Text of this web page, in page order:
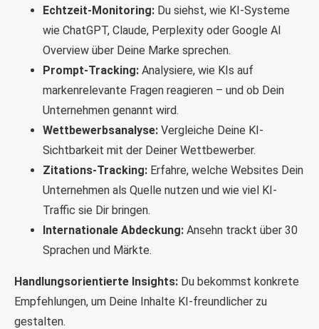
Echtzeit-Monitoring:Du siehst, wie KI-Systeme
wie ChatGPT, Claude, Perplexity oder Google AI
Overview über Deine Marke sprechen.
Prompt-Tracking:Analysiere, wie KIs auf
markenrelevante Fragen reagieren – und ob Dein
Unternehmen genannt wird.
Wettbewerbsanalyse:Vergleiche Deine KI-
Sichtbarkeit mit der Deiner Wettbewerber.
Zitations-Tracking:Erfahre, welche Websites Dein
Unternehmen als Quelle nutzen und wie viel KI-
Traffic sie Dir bringen.
Internationale Abdeckung:Ansehn trackt über 30
Sprachen und Märkte.
Handlungsorientierte Insights:Du bekommst konkrete
Empfehlungen, um Deine Inhalte KI-freundlicher zu
gestalten.